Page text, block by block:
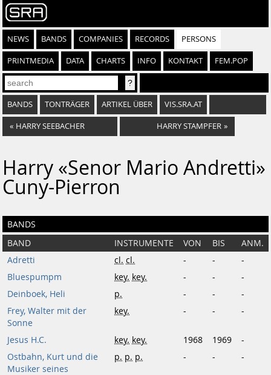
NEWS BANDS COMPANIES RECORDS PERSONS
PRINTMEDIA DATA CHARTS INFO KONTAKT FEM.POP
BANDS TONTRÄGER ARTIKEL ÜBER VIS.SRA.AT
« HARRY SEEBACHER HARRY STAMPFER »
Harry «Senor Mario Andretti»
Cuny-Pierron
BANDS
BAND INSTRUMENTE VON BIS
ANM.
Adretti
cl. cl. - -
-
Bluespumpm
key. key. - -
-
Deinboek, Heli
p. - -
-
Frey, Walter mit der
Sonne
key. - - -
Jesus H.C. key. key. 1968 1969
-
Ostbahn, Kurt und die
Musiker seines
p. p. p. - - -